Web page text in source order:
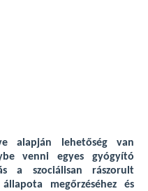
alapján lehetőség van
venni egyes gyógyító
a szociálisan rászorult
megőrzéséhez és